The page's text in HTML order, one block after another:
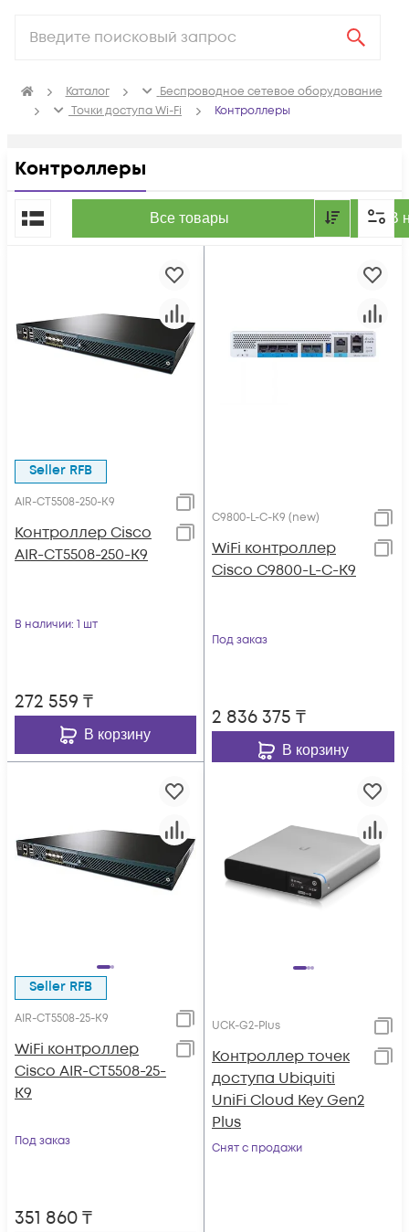
Каталог
Беспроводное сетевое оборудование
Точки доступа Wi-Fi
Контроллеры
Контроллеры
Все товары В
По популярности
Seller RFB
AIR-CT5508-250-K9
Контроллер Cisco
AIR-CT5508-250-K9
В наличии: 1 шт
272 559 ₸
В корзину
C9800-L-C-K9 (new)
WiFi контроллер
Cisco C9800-L-C-K9
Под заказ
2 836 375 ₸
В корзину
Seller RFB
AIR-CT5508-25-K9
WiFi контроллер
Cisco AIR-CT5508-25-
K9
Под заказ
351 860₸
UCK-G2-Plus
Контроллер точек
доступа Ubiquiti
UniFi Cloud Key Gen2
Plus
Снят с продажи